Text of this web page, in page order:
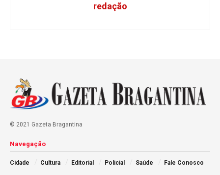
redação
© 2021 Gazeta Bragantina
Navegação
Cidade Cultura Editorial Policial Saúde Fale Conosco